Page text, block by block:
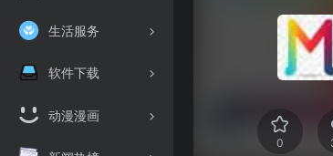
生活服务
软件下载
动漫漫画
0